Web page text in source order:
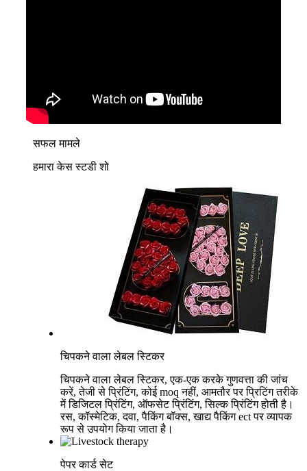
सफल मामले
हमारा केस स्टडी शो
चिपकने वाला लेबल स्टिकर
चिपकने वाला लेबल स्टिकर, एक-एक करके गुणवत्ता की जांच
करें, तेजी से प्रिंटिंग, कोई moq नहीं, आमतौर पर प्रिटिंग तरीके
में डिजिटल प्रिंटिंग, ऑफसेट प्रिंटिंग, सिल्क प्रिंटिंग होती है।
रस, कॉस्मेटिक, दवा, पैकिंग बॉक्स, खाद्य पैकिंग ect पर व्यापक
रूप से उपयोग किया जाता है।
पेपर कार्ड सेट